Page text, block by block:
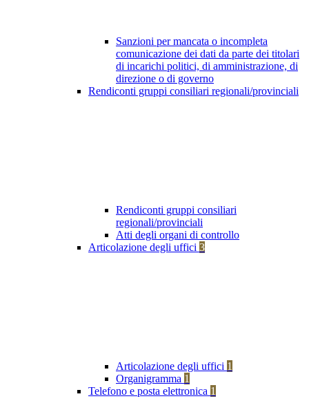
Sanzioni per mancata o incompleta
comunicazione dei dati da parte dei titolari
di incarichi politici, di amministrazione, di
direzione o di governo
Rendiconti gruppi consiliari regionali/provinciali
Rendiconti gruppi consiliari
regionali/provinciali
Atti degli organi di controllo
Articolazione degli uffici 3
Articolazione degli uffici 1
Organigramma 1
Telefono e posta elettronica 1